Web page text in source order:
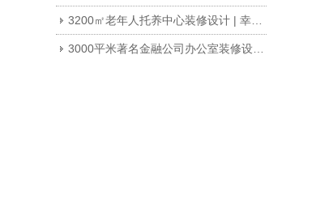
3200㎡老年人托养中心装修设计 | 幸福世家
3000平米著名金融公司办公室装修设计 | 东方资产